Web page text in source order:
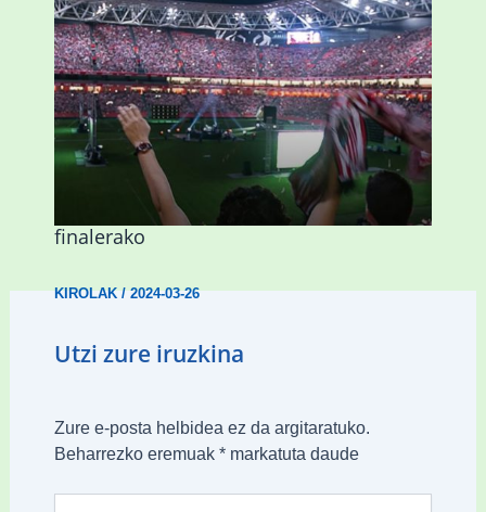
Abadiñok eta Ermuak ere pantaila
erraldoiak jarriko dituzte Kopako
finalerako
KIROLAK/2024-03-26
Utzi zure iruzkina
Zure e-posta helbidea ez da argitaratuko.
Beharrezko eremuak *markatuta daude